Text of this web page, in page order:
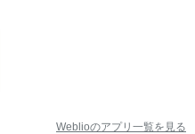
Weblioのアプリ一覧を見る